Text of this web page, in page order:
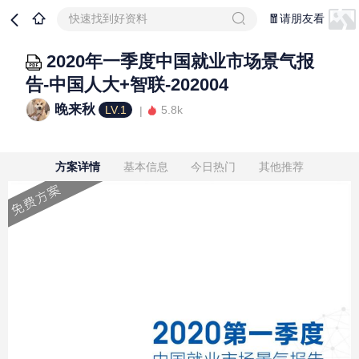
快速找到好资料 🧧请朋友看
2020年一季度中国就业市场景气报
告-中国人大+智联-202004
晚来秋 LV.1 5.8k
方案详情 基本信息 今日热门 其他推荐